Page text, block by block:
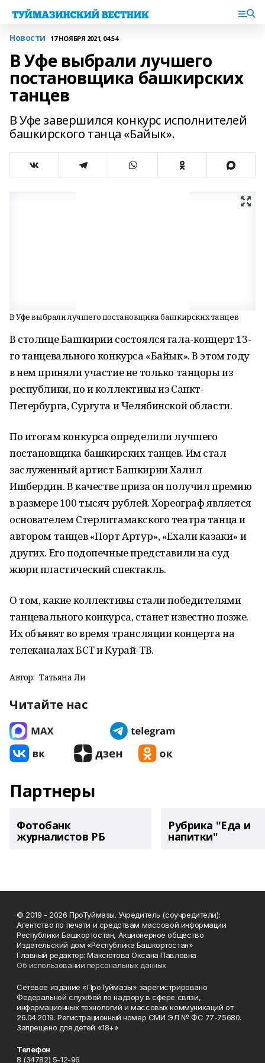
Новости 17 НОЯБРЯ 2021, 04:54
В Уфе выбрали лучшего
постановщика башкирских
танцев
В Уфе завершился конкурс исполнителей
башкирского танца «Байык».
В Уфе выбрали лучшего постановщика башкирских танцев
В столице Башкирии состоялся гала-концерт 13-
го танцевального конкурса «Байык». В этом году
в нем приняли участие не только танцоры из
республики, но и коллективы из Санкт-
Петербурга, Сургута и Челябинской области.
По итогам конкурса определили лучшего
постановщика башкирских танцев. Им стал
заслуженный артист Башкирии Халил
Ишбердин. В качестве приза он получил премию
в размере 100 тысяч рублей. Хореограф является
основателем Стерлитамакского театра танца и
автором танцев «Порт Артур», «Ехали казаки» и
других. Его подопечные представили на суд
жюри пластический спектакль.
О том, какие коллективы стали победителями
танцевального конкурса, станет известно позже.
Их объявят во время трансляции концерта на
телеканалах БСТ и Курай-ТВ.
Автор: Татьяна Ли
Читайте нас
Партнеры
Фотобанк
журналистов РБ
Рубрика "Еда и
напитки"
© 2019 - 2026 ПроТуймазы. Учредитель (соучредители):
Агентство по печати и средствам массовой информации
Республики Башкортостан, Акционерное общество
Издательский дом «Республика Башкортостан»
Главный редактор: Максютова Оксана Павловна
Об использовании персональных данных
Сетевое издание «ПроТуймазы» зарегистрировано
Федеральной службой по надзору в сфере связи,
информационных технологий и массовых коммуникаций от
26.04.2019. Регистрационный номер СМИ ЭЛ № ФС 77-75680.
Запрещено для детей «18+»
Телефон
8 (34782) 5-12-96